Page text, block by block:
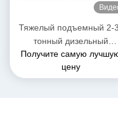
Тяжелый подъемный 2-
тонный дизельный
вилочный погрузчик,
длина 3-4 метра
Получите самую
цену